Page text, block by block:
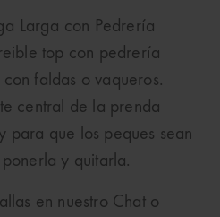
Larga con Pedrería
top con pedrería
faldas o vaqueros.
central de la prenda
para que los peques sean
y quitarla.
en nuestro Chat o